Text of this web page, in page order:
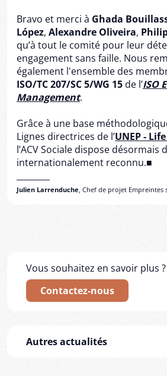
Bravo et merci à Ghada
López, Alexandre Oliveira,
qu’à tout le comité pour leur
engagement sans faille. Nous
également l'ensemble des
ISO/TC 207/SC 5/WG 15 de l’ISO
Management.
Grâce à une base
Lignes directrices de l’UNEP -
l’ACV Sociale dispose désormais
internationalement reconnu.■
Julien Larrenduche, Chef de projet Empreintes
Vous souhaitez en savoir plus ?
Contactez-nous
Autres actualités